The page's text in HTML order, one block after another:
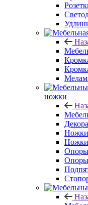
ножки
Ножки
Ножки
Опоры
Опоры